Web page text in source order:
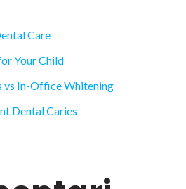
Care
Your Child
vs In-Office Whitening
Dental Caries